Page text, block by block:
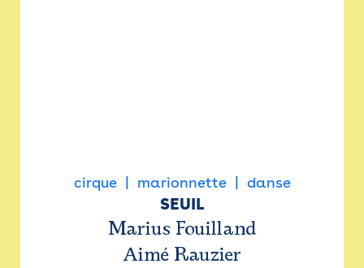
cirque marionnette danse
SEUIL
Marius Fouilland
Aimé Rauzier